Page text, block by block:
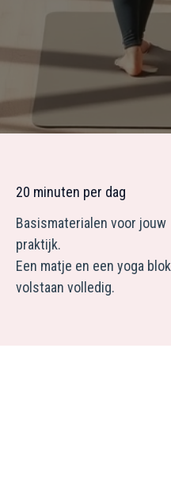
20 minuten per dag
Basismaterialen voor jouw
praktijk.
Een matje en een yoga blok
volstaan volledig.